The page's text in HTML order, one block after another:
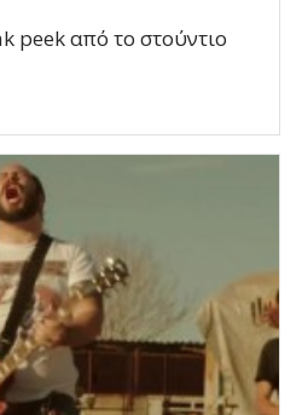
peek από το στούντιο